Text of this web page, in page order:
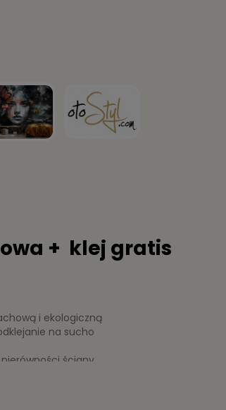
+ klej gratis
i ekologiczną
na sucho
ściany